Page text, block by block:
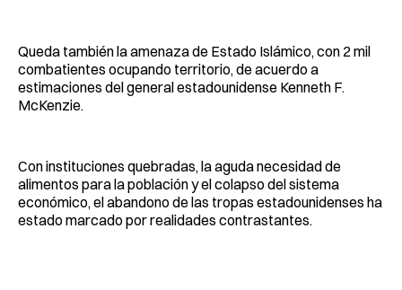
Queda también la amenaza de Estado Islámico, con 2 mil
combatientes ocupando territorio, de acuerdo a
estimaciones del general estadounidense Kenneth F.
McKenzie.
Con instituciones quebradas, la aguda necesidad de
alimentos para la población y el colapso del sistema
económico, el abandono de las tropas estadounidenses ha
estado marcado por realidades contrastantes.